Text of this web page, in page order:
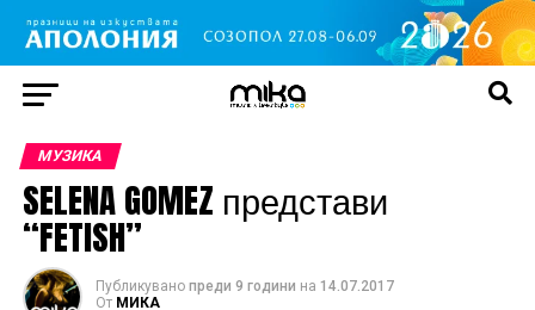
МУЗИКА
SELENA GOMEZ представи
“FETISH”
Публикувано преди 9 години на 14.07.2017
От МИКА